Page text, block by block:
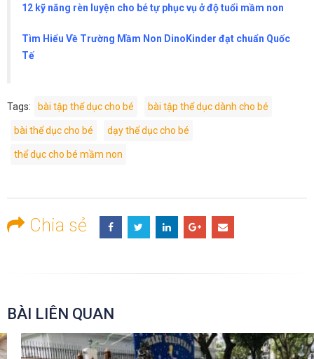
12 kỹ năng rèn luyện cho bé tự phục vụ ở độ tuổi mầm non
Tìm Hiểu Về Trường Mầm Non DinoKinder đạt chuẩn Quốc
Tế
Tags: bài tập thể dục cho bé bài tập thể dục dành cho bé
bài thể dục cho bé dạy thể dục cho bé
thể dục cho bé mầm non
Chia sẻ
BÀI LIÊN QUAN